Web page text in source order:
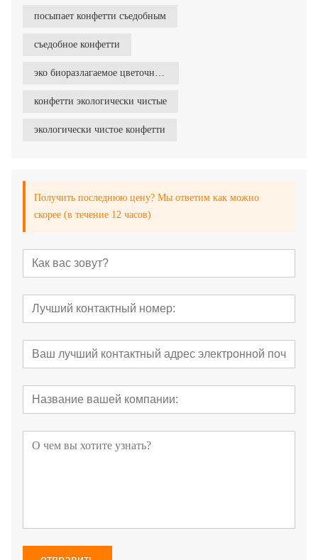
посыпает конфетти съедобным
съедобное конфетти
конфетти экологически чистые
экологически чистое конфетти
Получить последнюю цену? Мы ответим как можно
скорее (в течение 12 часов)